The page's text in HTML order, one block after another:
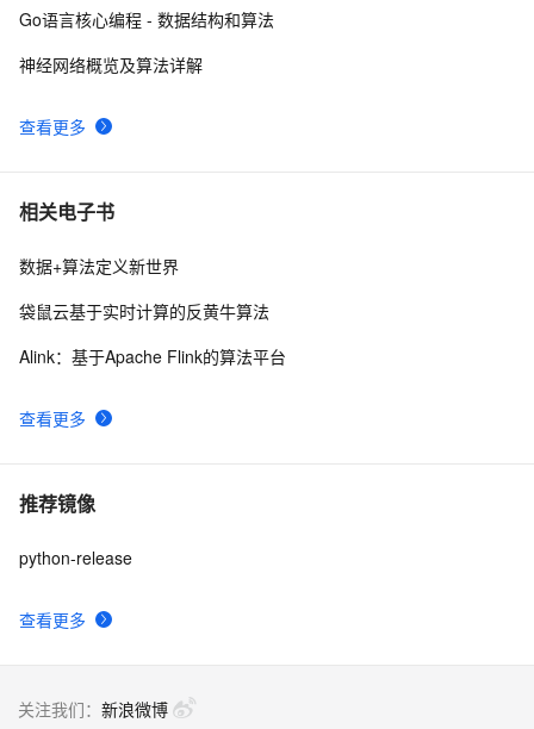
查看更多
Go语言核心编程 - 数据结构和算法
神经网络概览及算法详解
相关电子书
查看更多
数据+算法定义新世界
袋鼠云基于实时计算的反黄牛算法
Alink：基于Apache Flink的算法平台
推荐镜像
查看更多
python-release
关注我们： 新浪微博